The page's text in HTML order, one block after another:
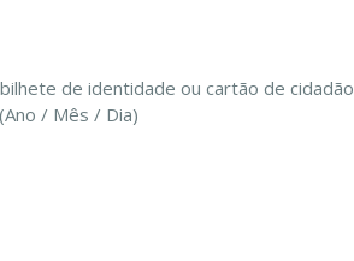
de identidade ou cartão de cidadão
/ Mês / Dia)